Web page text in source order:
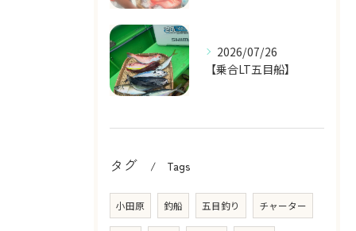
2026/07/26
【乗合LT五目船】
タグ Tags
小田原 釣船 五目釣り チャーター